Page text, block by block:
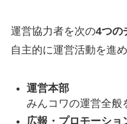
運営協力者を次の4つの
自主的に運営活動を進め
運営本部
みんコワの運営全般
広報・プロモーショ